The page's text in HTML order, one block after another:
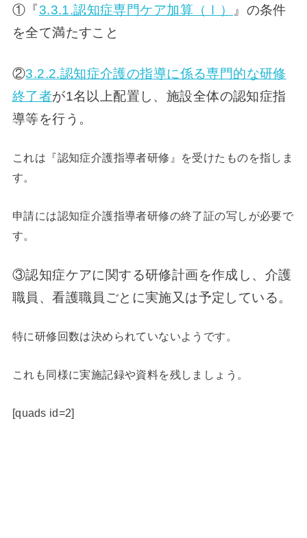
①『3.3.1.認知症専門ケア加算（Ⅰ） 』の条件
を全て満たすこと
②3.2.2.認知症介護の指導に係る専門的な研修
終了者が1名以上配置し、施設全体の認知症指
導等を行う。
これは『認知症介護指導者研修』を受けたものを指しま
す。
申請には認知症介護指導者研修の終了証の写しが必要で
す。
③認知症ケアに関する研修計画を作成し、介護
職員、看護職員ごとに実施又は予定している。
特に研修回数は決められていないようです。
これも同様に実施記録や資料を残しましょう。
[quads id=2]